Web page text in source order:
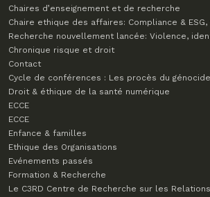
Chaires d’enseignement et de recherche
Chaire ethique des affaires: Compliance &
Recherche nouvellement lancée: Violence,
Chronique risque et droit
Contact
Cycle de conférences : Les procès du
Droit & éthique de la santé numérique
ECCE
ECCE
Enfance & familles
Ethique des Organisations
Evénements passés
Formation & Recherche
Le C3RD Centre de Recherche sur les